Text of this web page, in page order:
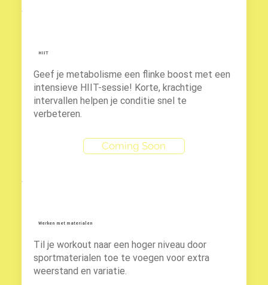
HIIT
Geef je metabolisme een flinke boost met een
intensieve HIIT-sessie! Korte, krachtige
intervallen helpen je conditie snel te
verbeteren.
Coming Soon
Werken met materialen
Til je workout naar een hoger niveau door
sportmaterialen toe te voegen voor extra
weerstand en variatie.